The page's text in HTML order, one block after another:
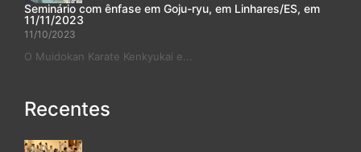
Seminário com ênfase em Goju-ryu, em Linhares/ES, em
11/11/2023
11/10/2023
O Muidokan Karate Kenkyukai e...
Recentes